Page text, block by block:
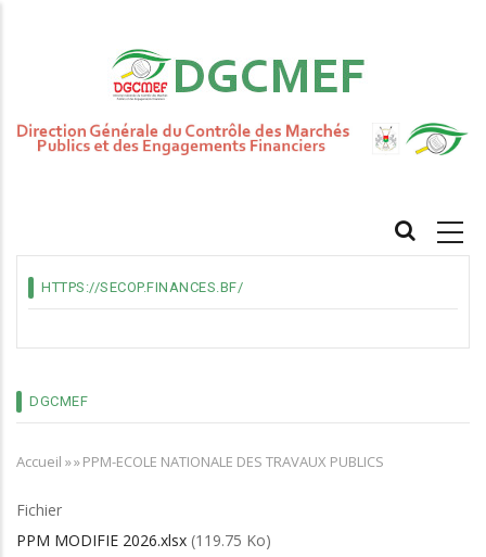
HTTPS://SECOP.FINANCES.BF/
DGCMEF
Fil
d'Ariane
Accueil »»PPM-ECOLE NATIONALE DES TRAVAUX PUBLICS
Fichier
PPM MODIFIE 2026.xlsx (119.75 Ko)